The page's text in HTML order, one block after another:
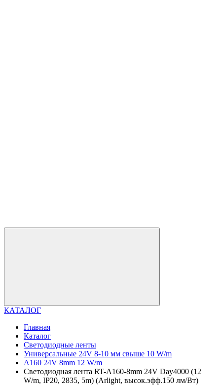
КАТАЛОГ
Главная
Каталог
Светодиодные ленты
Универсальные 24V 8-10 мм свыше 10 W/m
A160 24V 8mm 12 W/m
Светодиодная лента RT-A160-8mm 24V Day4000 (12
W/m, IP20, 2835, 5m) (Arlight, высок.эфф.150 лм/Вт)